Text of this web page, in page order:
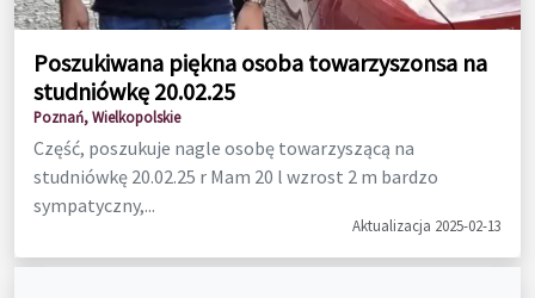
Poszukiwana piękna osoba towarzyszonsa na
studniówkę 20.02.25
Poznań, Wielkopolskie
Część, poszukuje nagle osobę towarzyszącą na
studniówkę 20.02.25 r Mam 20 l wzrost 2 m bardzo
sympatyczny,...
Aktualizacja 2025-02-13